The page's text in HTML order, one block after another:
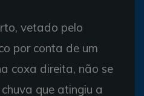
vetado pelo
por conta de um
coxa direita, não se
que atingiu a